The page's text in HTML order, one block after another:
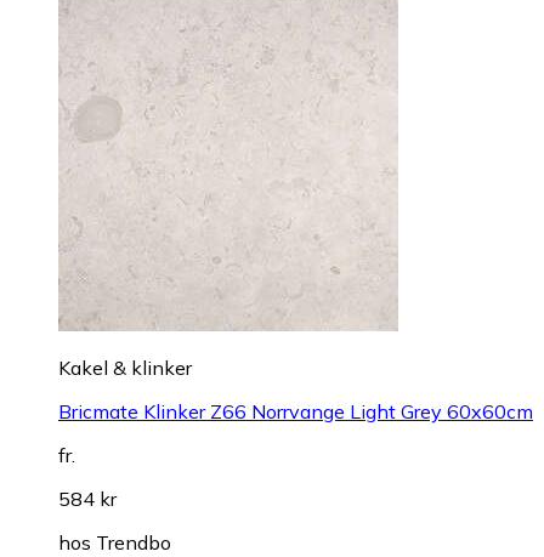
Kakel & klinker
Bricmate Klinker Z66 Norrvange Light Grey 60x60cm
fr.
584 kr
hos Trendbo